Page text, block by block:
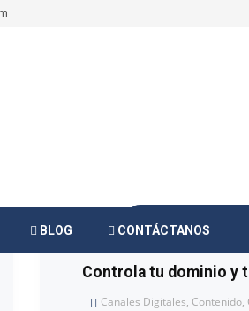
BLOG CONTÁCTANOS
28 MARZO, 2021
Controla tu dominio y
Canales Digitales, Contenido,